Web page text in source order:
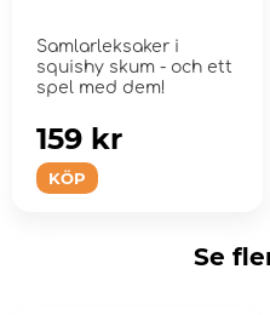
Samlarleksaker i
squishy skum - och ett
spel med dem!
KÖP
159 kr
Se